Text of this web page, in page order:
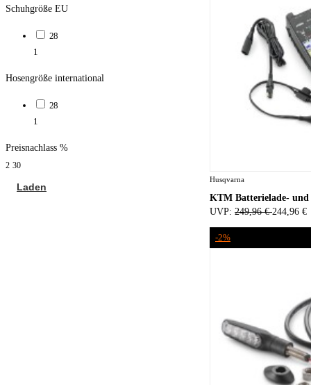
Schuhgröße EU
28
1
Hosengröße international
28
1
Preisnachlass %
2 30
Laden
Husqvarna
KTM Batterielade-
UVP: 249,96 € 244,96 €
-2%